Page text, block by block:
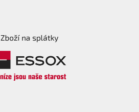
Zboží na splátky